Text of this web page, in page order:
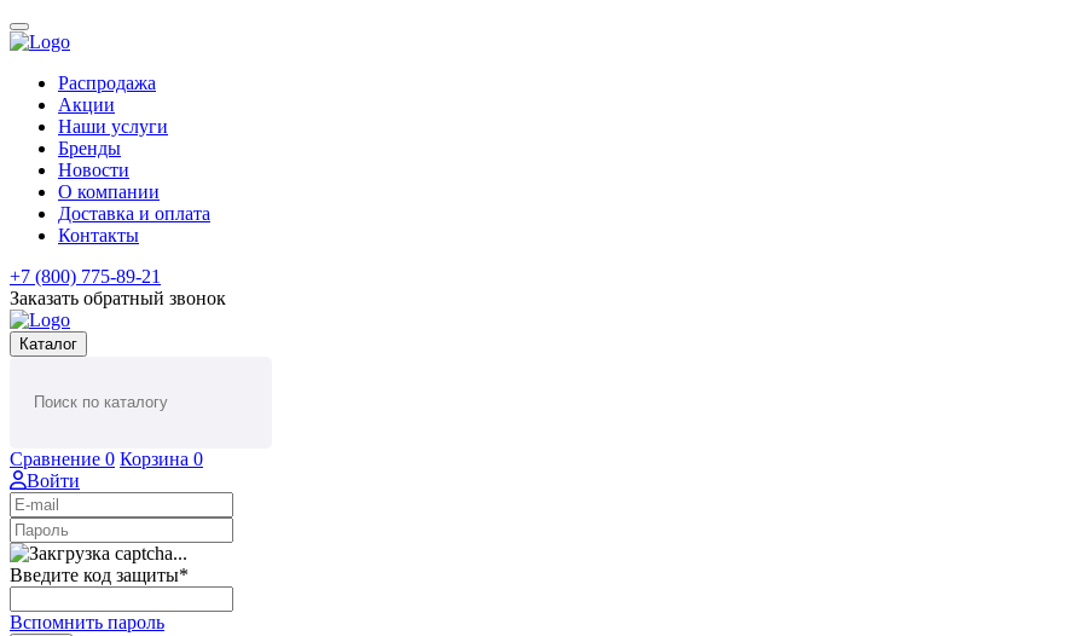
Распродажа
Акции
Наши услуги
Бренды
Новости
О компании
Доставка и оплата
Контакты
+7 (800) 775-89-21
Заказать обратный звонок
Каталог
Сравнение 0 Корзина 0
Войти
Введите код защиты*
Вспомнить пароль